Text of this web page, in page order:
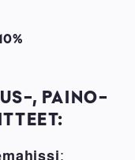
, PAINO-
: